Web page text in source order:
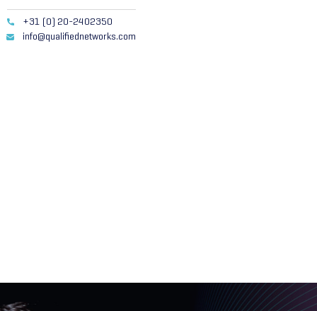
+31 (0) 20-2402350
info@qualifiednetworks.com